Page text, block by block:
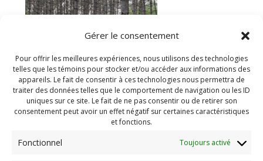
Gérer le consentement
Pour offrir les meilleures expériences, nous utilisons des technologies
telles que les témoins pour stocker et/ou accéder aux informations des
appareils. Le fait de consentir à ces technologies nous permettra de
traiter des données telles que le comportement de navigation ou les ID
uniques sur ce site. Le fait de ne pas consentir ou de retirer son
consentement peut avoir un effet négatif sur certaines caractéristiques
et fonctions.
Fonctionnel Toujours activé